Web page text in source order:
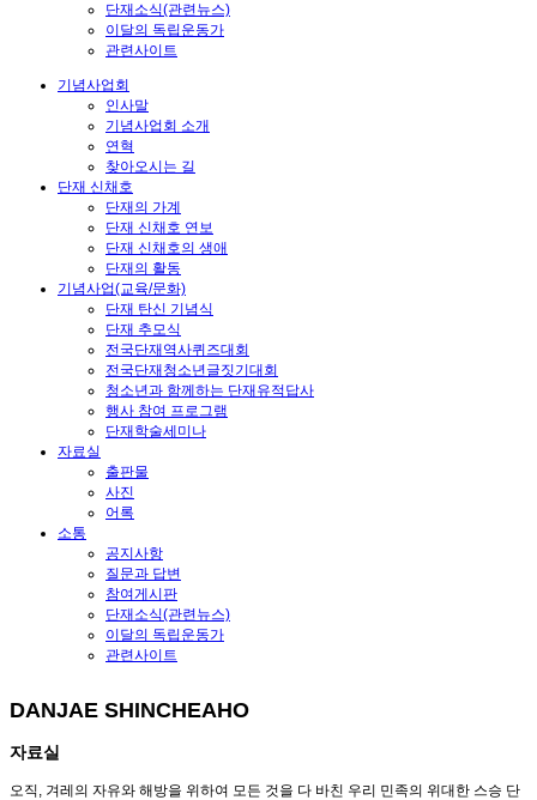
단재소식(관련뉴스)
이달의 독립운동가
관련사이트
기념사업회
인사말
기념사업회 소개
연혁
찾아오시는 길
단재 신채호
단재의 가계
단재 신채호 연보
단재 신채호의 생애
단재의 활동
기념사업(교육/문화)
단재 탄신 기념식
단재 추모식
전국단재역사퀴즈대회
전국단재청소년글짓기대회
청소년과 함께하는 단재유적답사
행사 참여 프로그램
단재학술세미나
자료실
출판물
사진
어록
소통
공지사항
질문과 답변
참여게시판
단재소식(관련뉴스)
이달의 독립운동가
관련사이트
DANJAE SHINCHEAHO
자료실
오직, 겨레의 자유와 해방을 위하여 모든 것을 다 바친 우리 민족의 위대한 스승 단